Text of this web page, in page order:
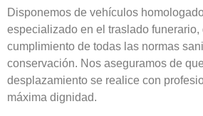
Disponemos de vehículos
especializado en el traslado funerario,
cumplimiento de todas las normas
conservación. Nos aseguramos de
desplazamiento se realice con
máxima dignidad.